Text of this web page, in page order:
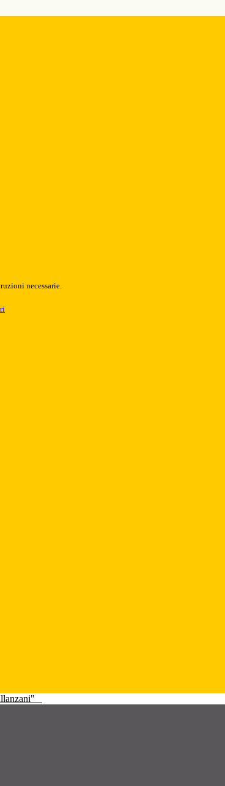
necessarie.